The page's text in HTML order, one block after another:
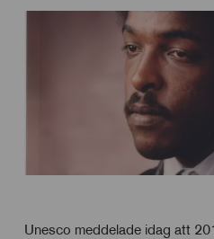
Unesco meddelade idag att